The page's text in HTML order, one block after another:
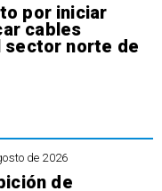
por iniciar
cables
sector norte de
de 2026
de